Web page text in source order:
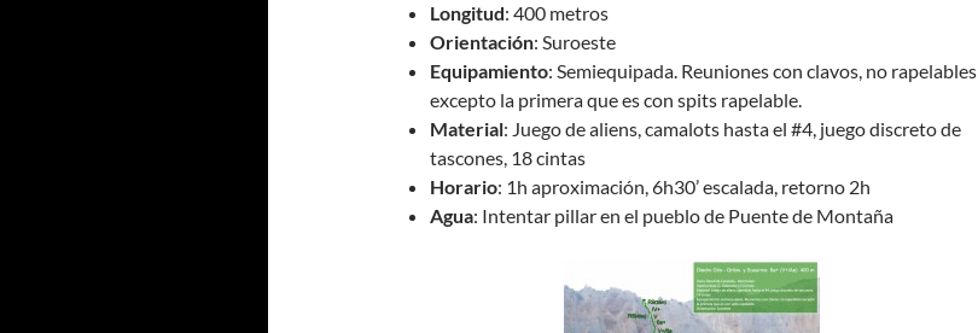
Longitud: 400 metros
Orientación: Suroeste
Equipamiento: Semiequipada. Reuniones con clavos, no rapelables
excepto la primera que es con spits rapelable.
Material: Juego de aliens, camalots hasta el #4, juego discreto de
tascones, 18 cintas
Horario: 1h aproximación, 6h30’ escalada, retorno 2h
Agua: Intentar pillar en el pueblo de Puente de Montaña